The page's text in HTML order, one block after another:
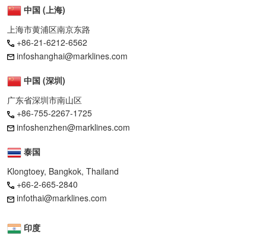
中国 (上海)
上海市黄浦区南京东路
+86-21-6212-6562
infoshanghai@marklines.com
中国 (深圳)
广东省深圳市南山区
+86-755-2267-1725
infoshenzhen@marklines.com
泰国
Klongtoey, Bangkok, Thailand
+66-2-665-2840
infothai@marklines.com
印度